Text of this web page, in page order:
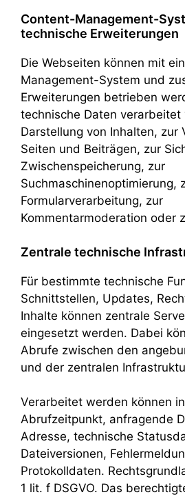
Content-Management-
technische Erweiterungen
Die Webseiten können mit
Management-System und
Erweiterungen betrieben
technische Daten
Darstellung von Inhalten, zur
Seiten und Beiträgen, zur
Zwischenspeicherung, zur
Suchmaschinenoptimierung,
Formularverarbeitung, zur
Kommentarmoderation oder
Zentrale technische
Für bestimmte technische
Schnittstellen, Updates,
Inhalte können zentrale
eingesetzt werden. Dabei
Abrufe zwischen den
und der zentralen
Verarbeitet werden können
Abrufzeitpunkt, anfragende
Adresse, technische
Dateiversionen,
Protokolldaten.
1 lit. f DSGVO. Das